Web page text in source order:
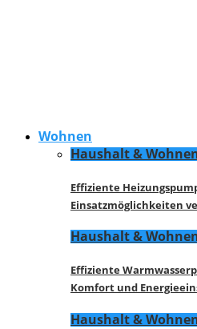
Wohnen
Haushalt &
Effiziente
Einsatzmöglichkeiten
Haushalt &
Effiziente
Komfort und
Haushalt &